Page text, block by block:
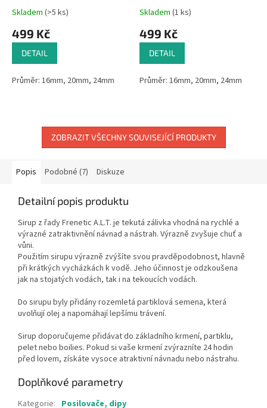
Skladem (>5 ks)
499 Kč
DETAIL
Průměr: 16mm, 20mm, 24mm
Skladem (1 ks)
499 Kč
DETAIL
Průměr: 16mm, 20mm, 24mm
ZOBRAZIT VŠECHNY SOUVISEJÍCÍ PRODUKTY
Popis Podobné (7) Diskuze
Detailní popis produktu
Sirup z řady Frenetic A.L.T. je tekutá zálivka vhodná na rychlé a
výrazné zatraktivnění návnad a nástrah. Výrazně zvyšuje chuť a
vůni.
Použitím sirupu výrazně zvýšíte svou pravděpodobnost, hlavně
při krátkých vycházkách k vodě. Jeho účinnost je odzkoušena
jak na stojatých vodách, tak i na tekoucích vodách.
Do sirupu byly přidány rozemletá partiklová semena, která
uvolňují olej a napomáhají lepšímu trávení.
Sirup doporučujeme přidávat do základního krmení, partiklu,
pelet nebo boilies. Pokud si vaše krmení zvýrazníte 24 hodin
před lovem, získáte vysoce atraktivní návnadu nebo nástrahu.
Doplňkové parametry
Kategorie: Posilovače, dipy